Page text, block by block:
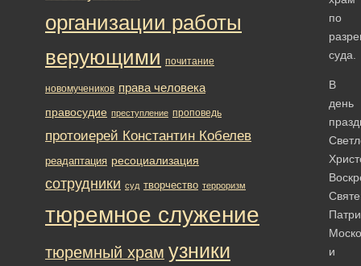
по
суда.
В
день
и
организации работы
верующими почитание
новомучеников права человека
правосудие преступление проповедь
протоиерей Константин Кобелев
реадаптация ресоциализация
сотрудники суд творчество терроризм
тюремное служение
тюремный храм узники